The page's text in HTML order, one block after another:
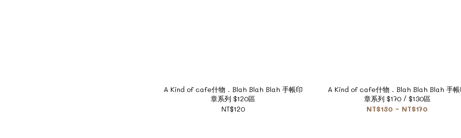
A Kind of cafe什物．Blah Blah Blah 手帳印
章系列 $120區
NT$120
A Kind of cafe什物．Blah Blah Blah 手帳
章系列 $170 / $130區
NT$130 ~ NT$170